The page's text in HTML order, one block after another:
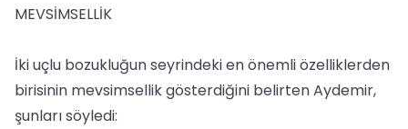
MEVSİMSELLİK
İki uçlu bozukluğun seyrindeki en önemli özelliklerden
birisinin mevsimsellik gösterdiğini belirten Aydemir,
şunları söyledi: